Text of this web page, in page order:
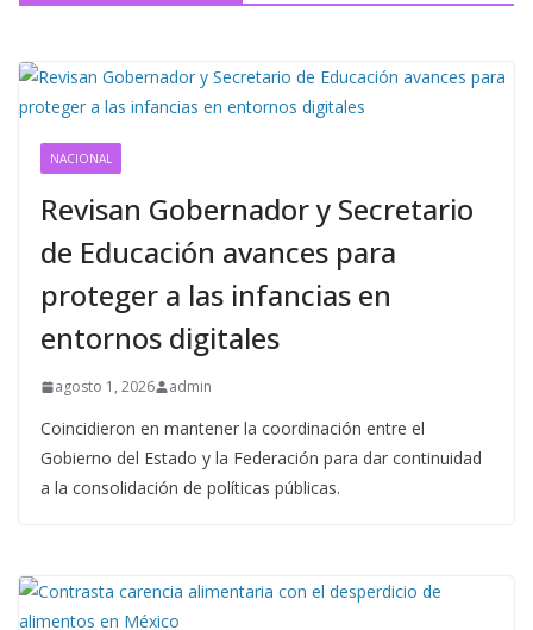
NACIONAL
Revisan Gobernador y Secretario
de Educación avances para
proteger a las infancias en
entornos digitales
agosto 1, 2026 admin
Coincidieron en mantener la coordinación entre el
Gobierno del Estado y la Federación para dar continuidad
a la consolidación de políticas públicas.